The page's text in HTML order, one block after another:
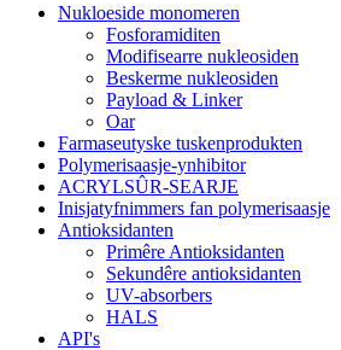
Nukloeside monomeren
Fosforamiditen
Modifisearre nukleosiden
Beskerme nukleosiden
Payload & Linker
Oar
Farmaseutyske tuskenprodukten
Polymerisaasje-ynhibitor
ACRYLSÛR-SEARJE
Inisjatyfnimmers fan polymerisaasje
Antioksidanten
Primêre Antioksidanten
Sekundêre antioksidanten
UV-absorbers
HALS
API's